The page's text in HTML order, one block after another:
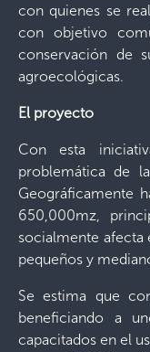
con quienes se
con objetivo
conservación de
agroecológicas.
El proyecto
Con esta
problemática de
Geográficamente
650,000mz,
socialmente
pequeños y
Se estima que
beneficiando a
capacitados en el